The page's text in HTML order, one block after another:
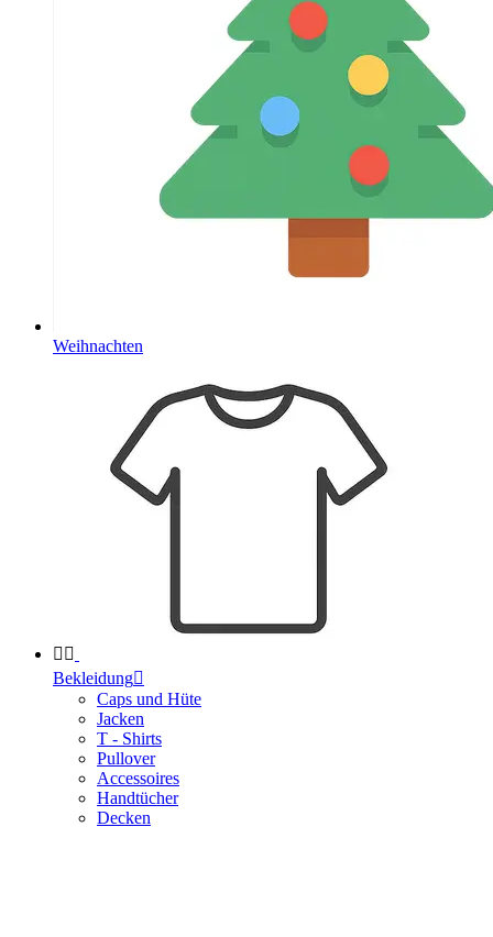
Weihnachten
 
Bekleidung
Caps und Hüte
Jacken
T - Shirts
Pullover
Accessoires
Handtücher
Decken